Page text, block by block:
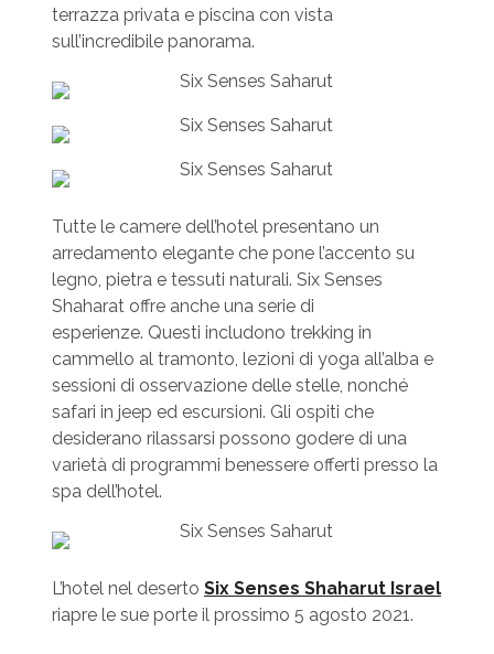
terrazza privata e piscina con vista
sull’incredibile panorama.
Tutte le camere dell’hotel presentano un
arredamento elegante che pone l’accento su
legno, pietra e tessuti naturali. Six Senses
Shaharat offre anche una serie di
esperienze. Questi includono trekking in
cammello al tramonto, lezioni di yoga all’alba e
sessioni di osservazione delle stelle, nonché
safari in jeep ed escursioni. Gli ospiti che
desiderano rilassarsi possono godere di una
varietà di programmi benessere offerti presso la
spa dell’hotel.
L’hotel nel deserto Six Senses Shaharut Israel
riapre le sue porte il prossimo 5 agosto 2021.